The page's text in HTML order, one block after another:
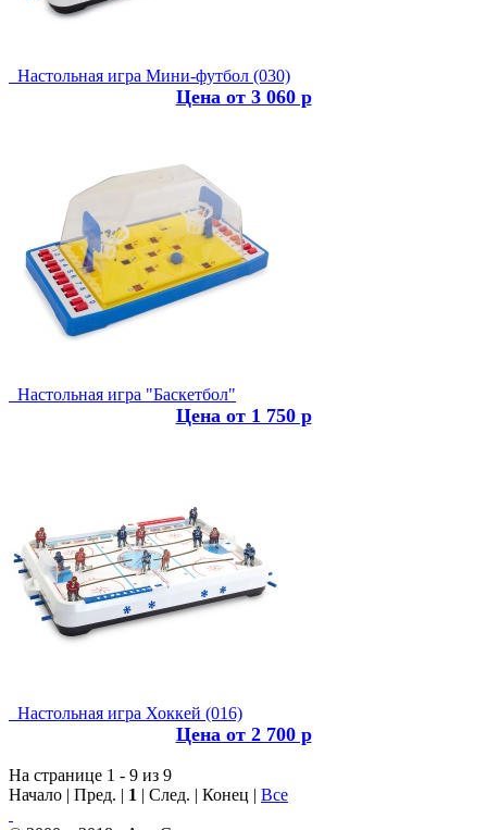
Настольная игра Мини-футбол (030)
Цена от 3 060 р
Настольная игра "Баскетбол"
Цена от 1 750 р
Настольная игра Хоккей (016)
Цена от 2 700 р
На странице 1 - 9 из 9
Начало | Пред. | 1 | След. | Конец | Все